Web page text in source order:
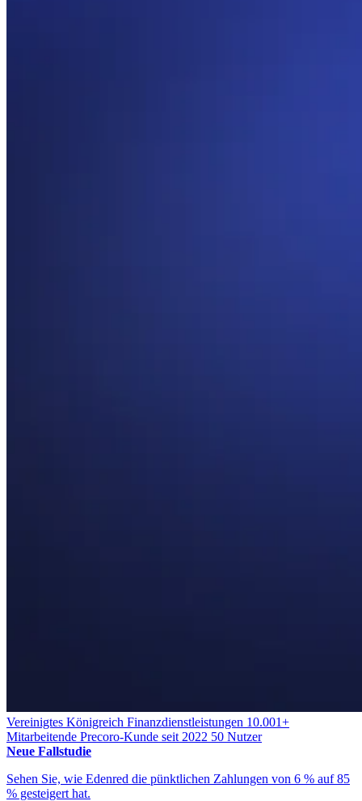
Vereinigtes Königreich Finanzdienstleistungen 10.001+
Mitarbeitende Precoro-Kunde seit 2022 50 Nutzer
Neue Fallstudie
Sehen Sie, wie Edenred die pünktlichen Zahlungen von 6 % auf 85
% gesteigert hat.